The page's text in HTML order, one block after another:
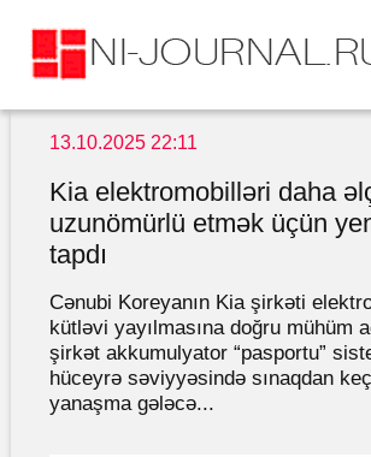
13.10.2025 22:11
Kia elektromobilləri daha
uzunömürlü etmək üçün
tapdı
Cənubi Koreyanın Kia şirkəti
kütləvi yayılmasına doğru mühüm
şirkət akkumulyator “pasportu”
hüceyrə səviyyəsində sınaqdan
yanaşma gələcə...